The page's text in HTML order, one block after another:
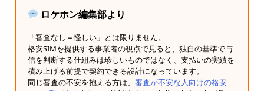
ロケホン編集部より
「審査なし＝怪しい」とは限りません。
格安SIMを提供する事業者の視点で見ると、独自の基準で与
信を判断する仕組みは珍しいものではなく、支払いの実績を
積み上げる前提で契約できる設計になっています。
同じ審査の不安を抱える方は、 審査が不安な人向けの格安